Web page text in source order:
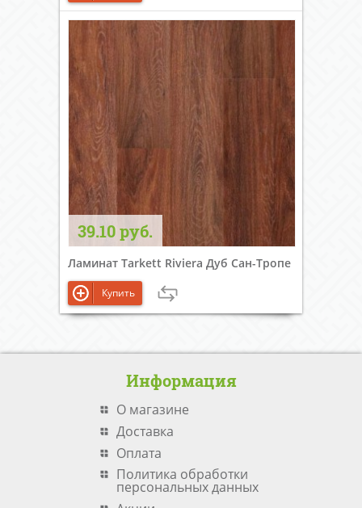
39.10 руб.
Ламинат Tarkett Riviera Дуб Сан-Тропе
Купить
Информация
О магазине
Доставка
Оплата
Политика обработки
персональных данных